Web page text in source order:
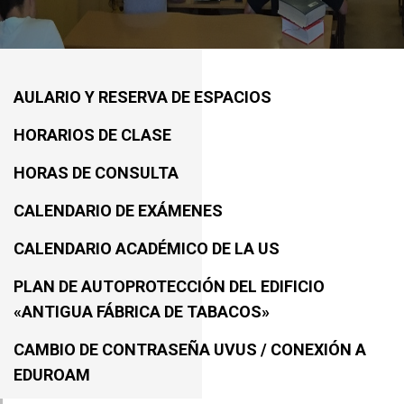
AULARIO Y RESERVA DE ESPACIOS
HORARIOS DE CLASE
HORAS DE CONSULTA
CALENDARIO DE EXÁMENES
CALENDARIO ACADÉMICO DE LA US
PLAN DE AUTOPROTECCIÓN DEL EDIFICIO
«ANTIGUA FÁBRICA DE TABACOS»
CAMBIO DE CONTRASEÑA UVUS / CONEXIÓN A
EDUROAM